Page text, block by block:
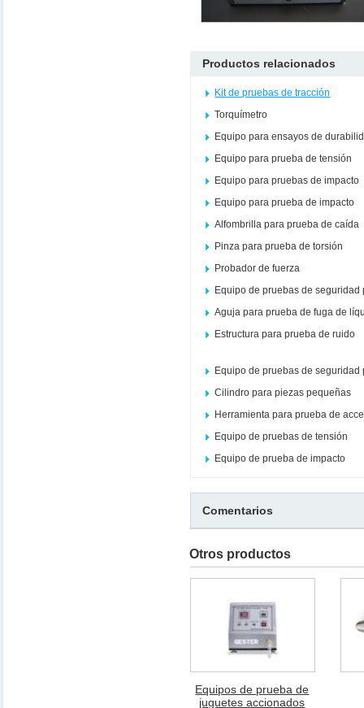
Productos relacionados
Kit de pruebas de tracción
Torquímetro
Equipo para ensayos de
Equipo para prueba de tensión
Equipo para pruebas de impacto
Equipo para prueba de impacto
Alfombrilla para prueba de caída
Pinza para prueba de torsión
Probador de fuerza
Equipo de pruebas de seguridad
Aguja para prueba de fuga de
Estructura para prueba de ruido
Equipo de pruebas de seguridad
Cilindro para piezas pequeñas
Herramienta para prueba de
Equipo de pruebas de tensión
Equipo de prueba de impacto
Comentarios
Otros productos
Equipos de prueba de
juguetes accionados